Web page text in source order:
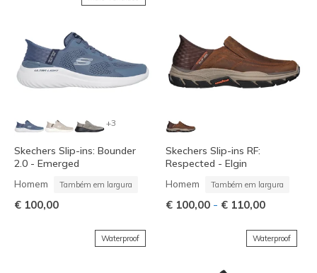
+3
Skechers Slip-ins: Bounder
2.0 - Emerged
Homem Também em largura
€ 100,00
Skechers Slip-ins RF:
Respected - Elgin
Homem Também em largura
€ 100,00 - € 110,00
Waterproof Waterproof